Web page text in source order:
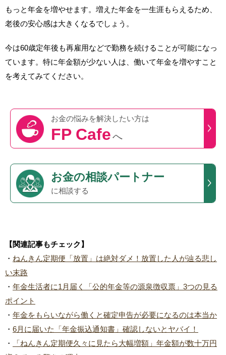
もっと年金を増やせます。増えた年金を一生涯もらえるため、
老後の安心感は大きくなるでしょう。
今は60歳定年後も再雇用などで勤務を続けることが可能になっ
ています。特に年金額が少ない人は、働いて年金を増やすこと
を考えてみてください。
お金の悩みを解決したい方は
FP Cafeへ
お金の相談パートナー
に相談する
【関連記事もチェック】
・ ねんきん定期便「放置」は絶対ダメ！放置した人が辿る悲し
い末路
・ 年金生活者に1月届く「公的年金等の源泉徴収票」3つの見る
ポイント
・ 年金をもらいながら働くと確定申告が必要になるのは本当か
・ 6月に届いた「年金振込通知書」確認しないとヤバイ！
・
「ねんきん定期便久々に見たら大幅増額」年金額が数十万円